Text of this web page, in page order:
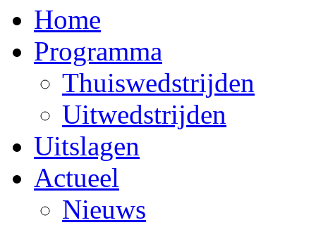
Home
Programma
Thuiswedstrijden
Uitwedstrijden
Uitslagen
Actueel
Nieuws